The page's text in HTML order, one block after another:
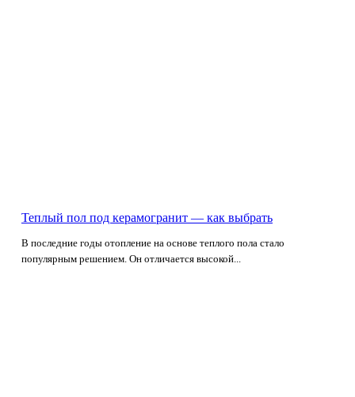
Теплый пол под керамогранит — как выбрать
В последние годы отопление на основе теплого пола стало
популярным решением. Он отличается высокой...